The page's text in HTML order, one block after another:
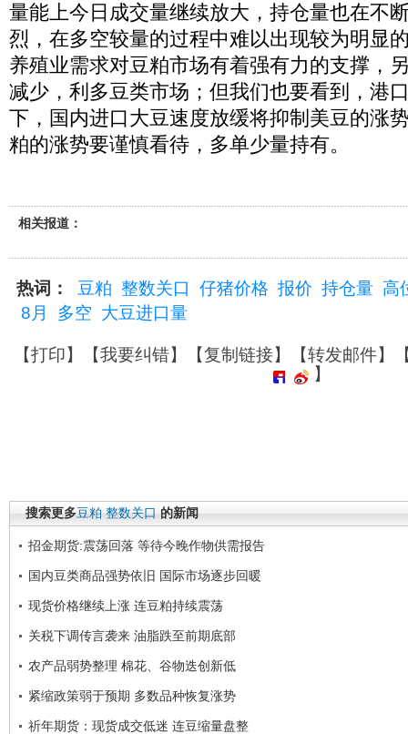
量能上今日成交量继续放大，持仓量也在不
烈，在多空较量的过程中难以出现较为明显
养殖业需求对豆粕市场有着强有力的支撑，
减少，利多豆类市场；但我们也要看到，港
下，国内进口大豆速度放缓将抑制美豆的涨
粕的涨势要谨慎看待，多单少量持有。
相关报道：
热词： 豆粕 整数关口 仔猪价格 报价 持仓量 高
8月
多空 大豆进口量
【打印】【我要纠错】【复制链接】【转发邮件】
】
搜索更多豆粕 整数关口 的新闻
招金期货:震荡回落 等待今晚作物供需报告
国内豆类商品强势依旧 国际市场逐步回暖
现货价格继续上涨 连豆粕持续震荡
关税下调传言袭来 油脂跌至前期底部
农产品弱势整理 棉花、谷物迭创新低
紧缩政策弱于预期 多数品种恢复涨势
祈年期货：现货成交低迷 连豆缩量盘整